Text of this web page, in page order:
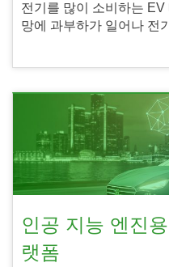
전기를 많이 소비하는
망에 과부하가 일어나 전
인공 지능 엔진
랫폼